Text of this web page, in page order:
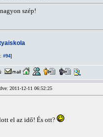
szép!
#94]
2011-12-11 06:52:25
el az idő! És ott?